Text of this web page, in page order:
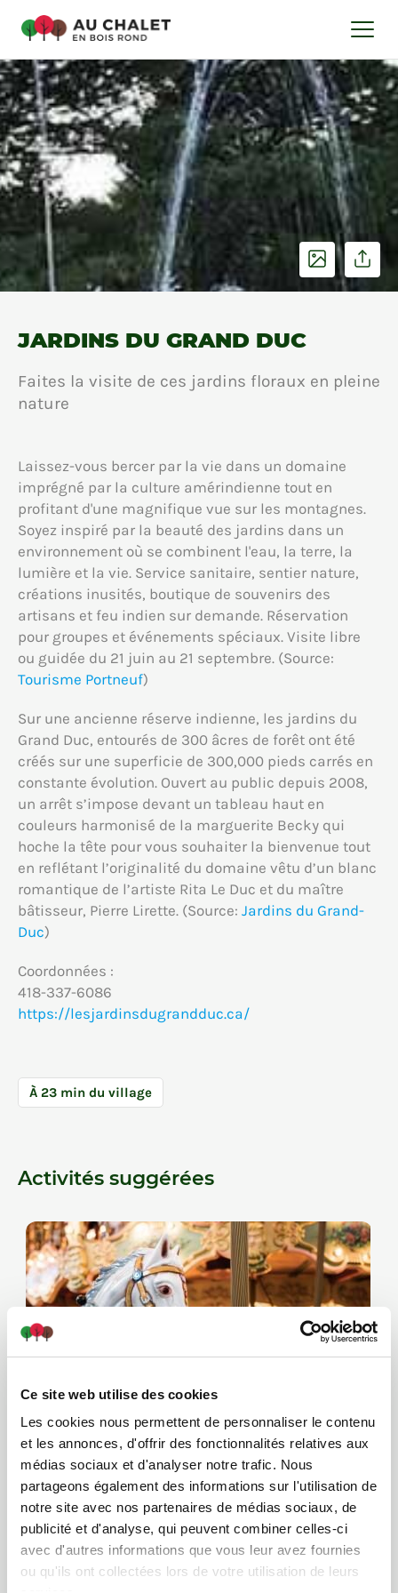
Ce site web utilise des cookies
Les cookies nous permettent de personnaliser le contenu
et les annonces, d'offrir des fonctionnalités relatives aux
médias sociaux et d'analyser notre trafic. Nous
partageons également des informations sur l'utilisation de
notre site avec nos partenaires de médias sociaux, de
publicité et d'analyse, qui peuvent combiner celles-ci
avec d'autres informations que vous leur avez fournies
ou qu'ils ont collectées lors de votre utilisation de leurs
JARDINS DU GRAND DUC
Faites la visite de ces jardins floraux en pleine
nature
Laissez-vous bercer par la vie dans un domaine
imprégné par la culture amérindienne tout en
profitant d'une magnifique vue sur les montagnes.
Soyez inspiré par la beauté des jardins dans un
environnement où se combinent l'eau, la terre, la
lumière et la vie. Service sanitaire, sentier nature,
créations inusités, boutique de souvenirs des
artisans et feu indien sur demande. Réservation
pour groupes et événements spéciaux. Visite libre
ou guidée du 21 juin au 21 septembre. (Source:
Tourisme Portneuf)
Sur une ancienne réserve indienne, les jardins du
Grand Duc, entourés de 300 âcres de forêt ont été
créés sur une superficie de 300,000 pieds carrés en
constante évolution. Ouvert au public depuis 2008,
un arrêt s’impose devant un tableau haut en
couleurs harmonisé de la marguerite Becky qui
hoche la tête pour vous souhaiter la bienvenue tout
en reflétant l’originalité du domaine vêtu d’un blanc
romantique de l’artiste Rita Le Duc et du maître
bâtisseur, Pierre Lirette. (Source: Jardins du Grand-
Duc)
Coordonnées :
418-337-6086
https://lesjardinsdugrandduc.ca/
À 23 min du village
Activités suggérées
Méga Parc
PROMO L'ÉTÉ EN GRAND